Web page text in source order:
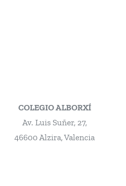
COLEGIO ALBORXÍ
Av. Luis Suñer, 27,
46600 Alzira, Valencia